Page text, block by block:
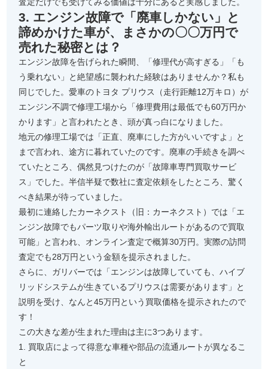
3. エンジン故障で「廃車しかない」と
諦めかけた車が、まさかの〇〇万円で
売れた秘密とは？
エンジン故障を告げられた瞬間、「修理代が高すぎる」「も
う乗れない」と絶望感に襲われた経験はありませんか？私も
同じでした。愛車のトヨタ プリウス（走行距離12万キロ）が
エンジン不調で修理工場から「修理費用は最低でも60万円か
かります」と言われたとき、頭が真っ白になりました。
地元の修理工場では「正直、廃車にした方がいいですよ」と
まで言われ、途方に暮れていたのです。廃車の手続きを調べ
ていたところ、偶然見つけたのが「故障車専門買取サービ
ス」でした。半信半疑で数社に査定依頼をしたところ、驚く
べき結果が待っていました。
最初に連絡したカーネクスト（旧：カーネクスト）では「エ
ンジン故障でもパーツ取りや海外輸出ルートがあるので買取
可能」と言われ、オンライン査定で概算30万円。実際の訪問
査定でも28万円という金額を提示されました。
さらに、ガリバーでは「エンジンは故障していても、ハイブ
リッドシステムが生きているプリウスは需要があります」と
説明を受け、なんと45万円という買取価格を提示されたので
す！
この大きな差が生まれた理由は主に3つあります。
1. 買取店によって得意な車種や部品の流通ルートが異なるこ
と